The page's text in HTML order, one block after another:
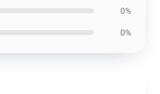
0%
0%